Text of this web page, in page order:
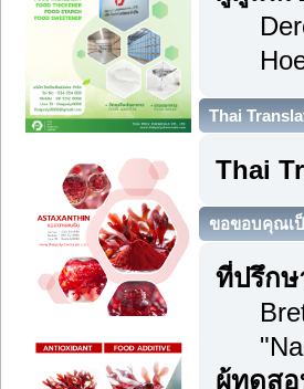
Thai
Thai
ขอขอบคุณเ
ที่ปรึก
ผู้ทดสอ